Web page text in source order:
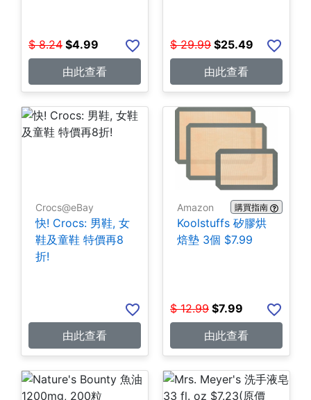
$ 8.24 $4.99
由此查看
$ 29.99 $25.49
由此查看
Crocs@eBay
快! Crocs: 男鞋, 女
鞋及童鞋 特價再8
折!
由此查看
Amazon 購買指南
Koolstuffs 矽膠烘
焙墊 3個 $7.99
$ 12.99 $7.99
由此查看